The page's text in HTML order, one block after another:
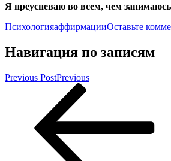
Я преуспеваю во всем, чем
ПсихологияаффирмацииОставьте
Навигация по записям
Previous PostPrevious